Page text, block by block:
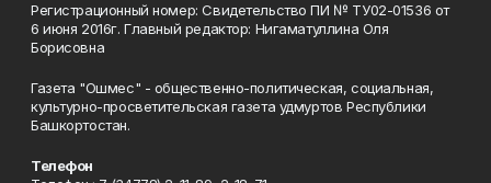
Регистрационный номер: Свидетельство ПИ № ТУ02-01536 от
6 июня 2016г. Главный редактор: Нигаматуллина Оля
Борисовна
Газета "Ошмес" - общественно-политическая, социальная,
культурно-просветительская газета удмуртов Республики
Башкортостан.
Телефон